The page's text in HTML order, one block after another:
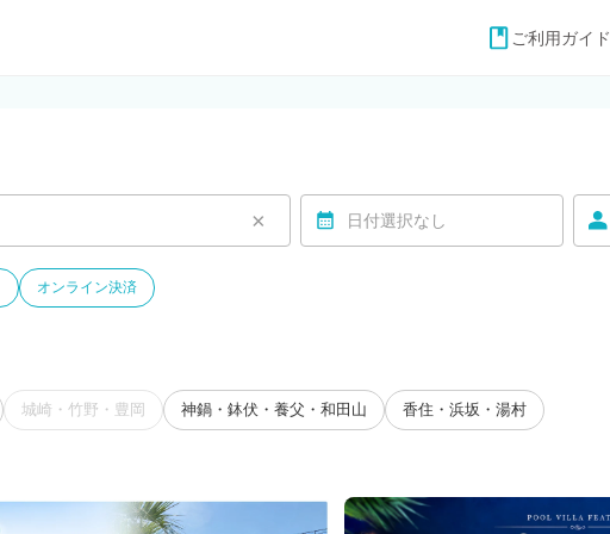
ご利用ガイド
× 日付選択なし
オンライン決済
城崎・竹野・豊岡 神鍋・鉢伏・養父・和田山 香住・浜坂・湯村